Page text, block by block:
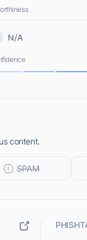
N/A
content.